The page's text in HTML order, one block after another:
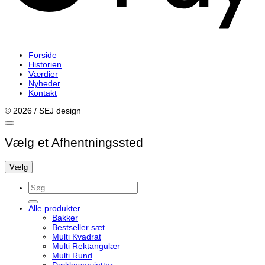
Forside
Historien
Værdier
Nyheder
Kontakt
© 2026 / SEJ design
Vælg et Afhentningssted
Vælg
Søg
efter:
Alle produkter
Bakker
Bestseller sæt
Multi Kvadrat
Multi Rektangulær
Multi Rund